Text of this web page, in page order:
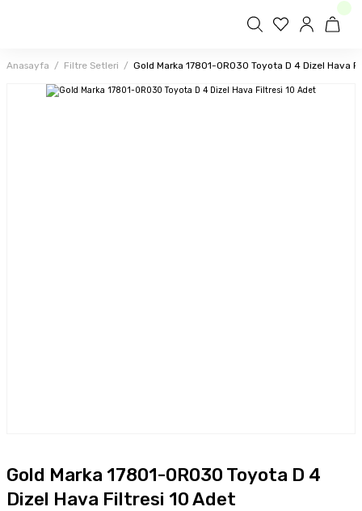
Anasayfa Filtre Setleri Gold Marka 17801-0R030 Toyota D 4 Dizel Hava
Gold Marka 17801-0R030 Toyota D 4
Dizel Hava Filtresi 10 Adet